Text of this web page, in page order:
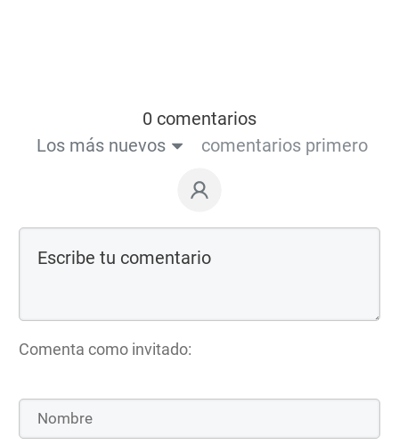
0 comentarios
Los más nuevos
comentarios primero
Comenta como invitado: